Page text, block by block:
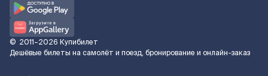
© 2011–2026 Купибилет
Дешёвые билеты на самолёт и поезд, бронирование и онлайн-заказ